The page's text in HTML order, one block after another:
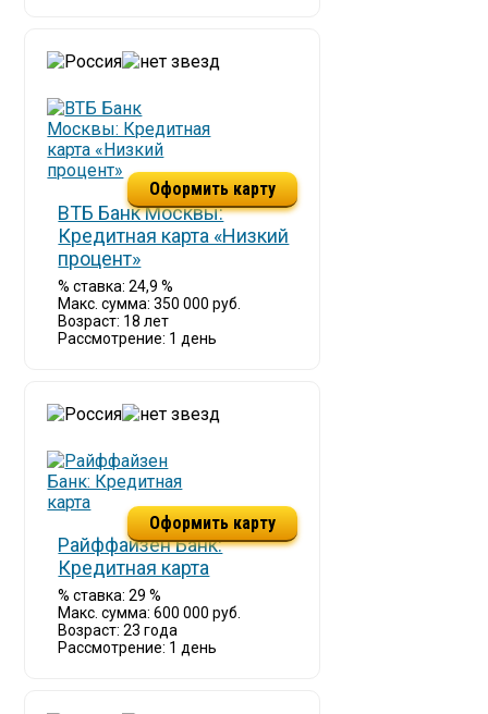
ВТБ Банк Москвы:
Кредитная карта «Низкий
процент»
% ставка: 24,9 %
Макс. сумма: 350 000 руб.
Возраст: 18 лет
Рассмотрение: 1 день
Оформить карту
Райффайзен Банк:
Кредитная карта
% ставка: 29 %
Макс. сумма: 600 000 руб.
Возраст: 23 года
Рассмотрение: 1 день
Оформить карту